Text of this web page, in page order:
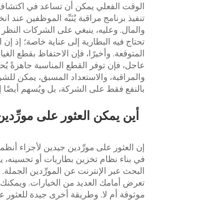
تنفيذ برنامج مراقبة يُنَبِّه الموظفين عند
والمال. وعليه، ينبغي على الشركات النظر
تحتاج فيه البطارية إلى عناية خاصة؛ إذ
المتوقعة. وأخيرًا، فإن الاحتفاظ بقطع
عاجل، فإن توفر القطع المناسبة جاهزةً
والمراقبة، والاستعداد المسبق، يمكن
بالنفع فقط على الشركة، بل ويُسهم أيضًا
أين يمكن العثور على
في بناء نظام تخزين بطاريات أو
البحث عبر الإنترنت عن المورِّدين
تعرض أمامك العديد من الخيارات. ويمكنك
موثوقة أم لا. وطريقة أخرى جيدة للعثور